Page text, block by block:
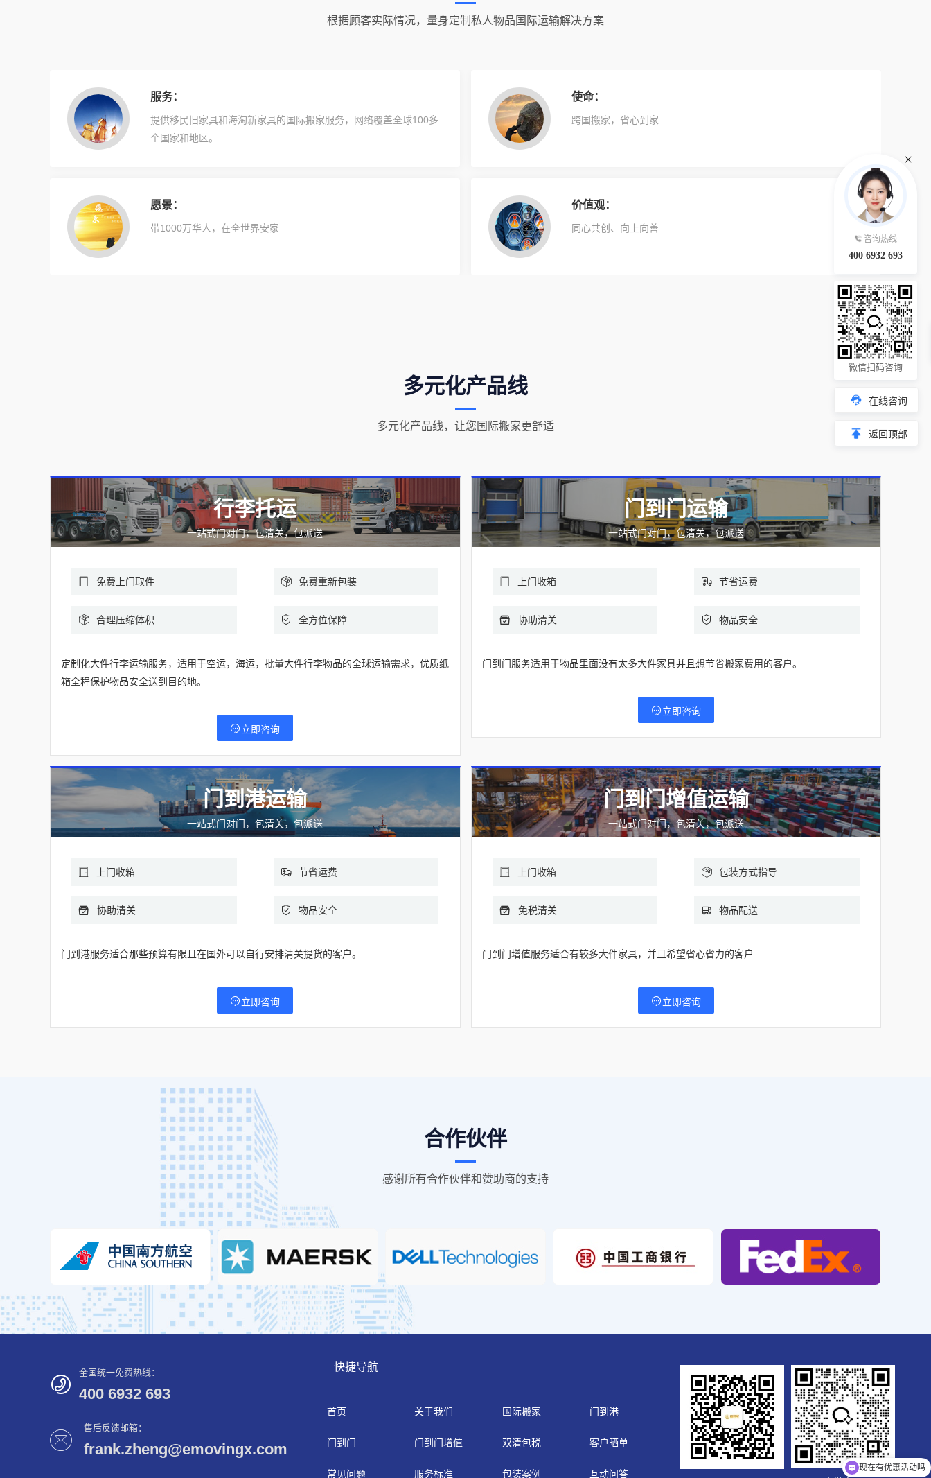
根据顾客实际情况，量身定制私人物品国际运输解决方案
服务：
提供移民旧家具和海淘新家具的国际搬家服务，网络覆盖全球100多
个国家和地区。
使命：
跨国搬家，省心到家
愿景：
带1000万华人，在全世界安家
价值观：
同心共创、向上向善
多元化产品线
多元化产品线，让您国际搬家更舒适
行李托运
一站式门对门，包清关，包派送
免费上门取件 免费重新包装
合理压缩体积 全方位保障
定制化大件行李运输服务，适用于空运，海运，批量大件行李物品的全球运输需求，优质纸
箱全程保护物品安全送到目的地。
立即咨询
门到门运输
一站式门对门，包清关，包派送
上门收箱 节省运费
协助清关 物品安全
门到门服务适用于物品里面没有太多大件家具并且想节省搬家费用的客户。
立即咨询
门到港运输
一站式门对门，包清关，包派送
上门收箱 节省运费
协助清关 物品安全
门到港服务适合那些预算有限且在国外可以自行安排清关提货的客户。
立即咨询
门到门增值运输
一站式门对门，包清关，包派送
上门收箱 包装方式指导
免税清关 物品配送
门到门增值服务适合有较多大件家具，并且希望省心省力的客户
立即咨询
合作伙伴
感谢所有合作伙伴和赞助商的支持
全国统一免费热线：
400 6932 693
售后反馈邮箱：
frank.zheng@emovingx.com
快捷导航
首页 关于我们 国际搬家 门到港
门到门 门到门增值 双清包税 客户晒单
常见问题 服务标准 包装案例 互动问答
咨询热线
400 6932 693
微信扫码咨询
在线咨询
返回顶部
可以介绍下你们的产品么
现在有优惠活动吗